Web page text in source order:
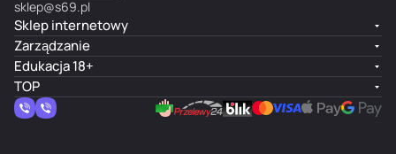
sklep@s69.pl
Sklep internetowy
Zarządzanie
Edukacja 18+
TOP